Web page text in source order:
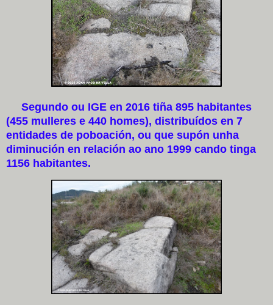
Segundo ou IGE en 2016 tiña 895 habitantes
(455 mulleres e 440 homes), distribuídos en 7
entidades de poboación, ou que supón unha
diminución en relación ao ano 1999 cando tinga
1156 habitantes.